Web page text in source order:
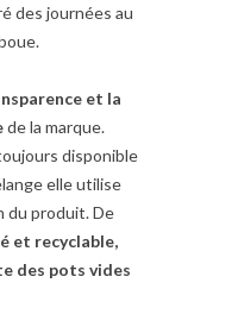
des journées au
et la
de la marque.
disponible
elle utilise
du produit. De
et recyclable,
des pots vides